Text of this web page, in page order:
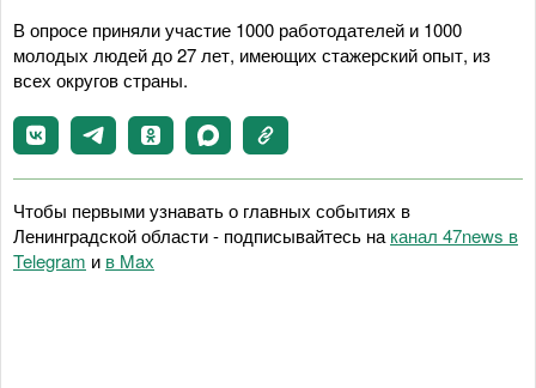
В опросе приняли участие 1000 работодателей и 1000
молодых людей до 27 лет, имеющих стажерский опыт, из
всех округов страны.
Чтобы первыми узнавать о главных событиях в
Ленинградской области - подписывайтесь на канал 47news в
Telegram и в Maх